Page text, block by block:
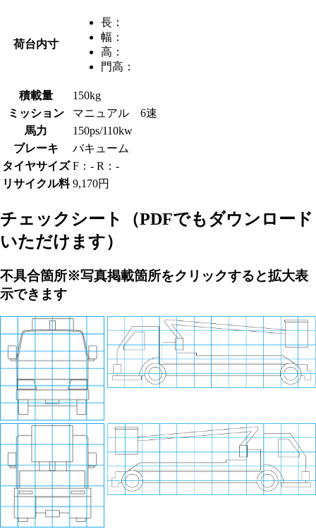
荷台内寸
長：
幅：
高：
門高：
積載量
150kg
ミッション
マニュアル 6速
馬力
150ps/110kw
ブレーキ
バキューム
タイヤサイズ F：- R：-
リサイクル料 9,170円
チェックシート
（PDFでもダウンロード
いただけます）
不具合箇所※写真掲載箇所をクリックすると拡大表
示できます